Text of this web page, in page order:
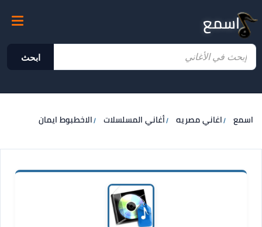
اسمع
ابحث
اسمع اغاني مصريه أغاني المسلسلات الاخطبوط ايمان